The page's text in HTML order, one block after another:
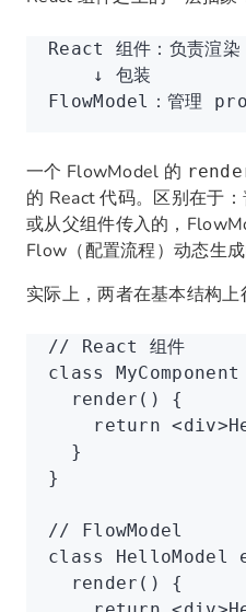
React 组件：负责渲
    ↓ 包装
FlowModel：管理
一个 FlowModel 的
的 React 代码。区别在于
或从父组件传入的，
Flow（配置流程）动态生成
实际上，两者在基本结构上
// React 组件
class
MyComponent
  render
() {
    return
<div
  }
}
// FlowModel
class
HelloModel
  render
() {